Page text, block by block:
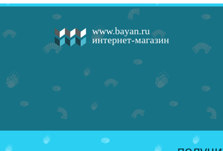
www.bayan.ru
интернет-магазин